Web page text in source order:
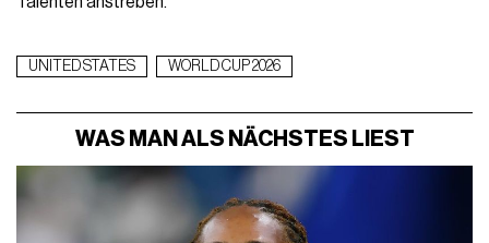
UNITED STATES WORLD CUP 2026
WAS MAN ALS NÄCHSTES LIEST